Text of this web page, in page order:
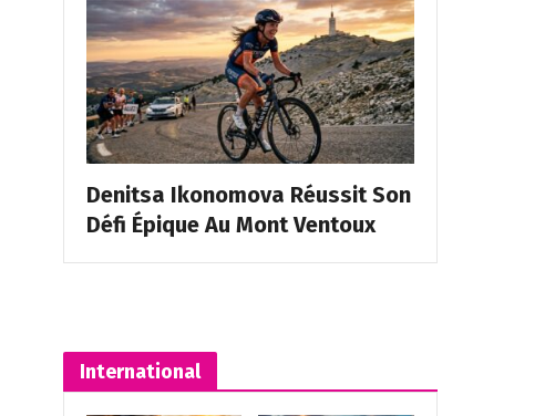
Denitsa Ikonomova Réussit Son
Défi Épique Au Mont Ventoux
International